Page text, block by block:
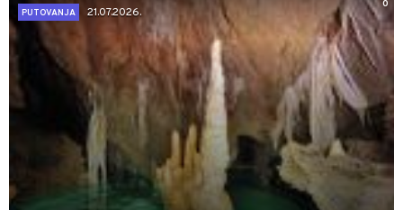
0
PUTOVANJA
21.07.2026.